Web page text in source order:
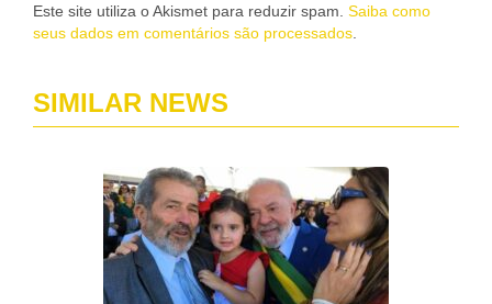
Este site utiliza o Akismet para reduzir spam. Saiba como
seus dados em comentários são processados
SIMILAR NEWS